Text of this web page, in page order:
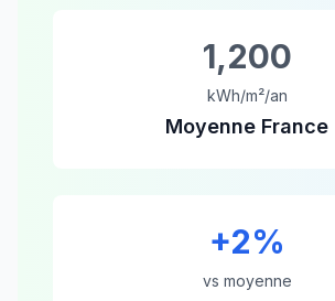
1,200
kWh/m²/an
Moyenne France
+2%
vs moyenne